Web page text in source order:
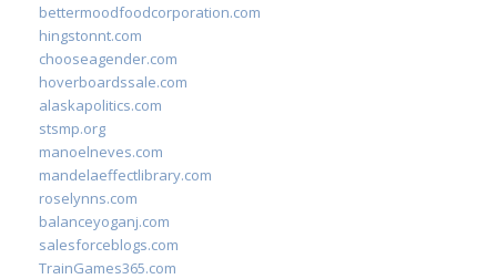
bettermoodfoodcorporation.com
hingstonnt.com
chooseagender.com
hoverboardssale.com
alaskapolitics.com
stsmp.org
manoelneves.com
mandelaeffectlibrary.com
roselynns.com
balanceyoganj.com
salesforceblogs.com
TrainGames365.com